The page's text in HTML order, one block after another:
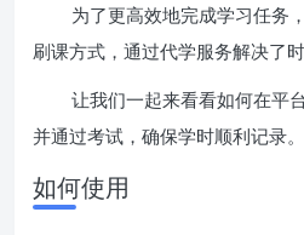
为了更高效地完成学习任务
刷课方式，通过代学服务解决了
让我们一起来看看如何在平
并通过考试，确保学时顺利记录。
如何使用